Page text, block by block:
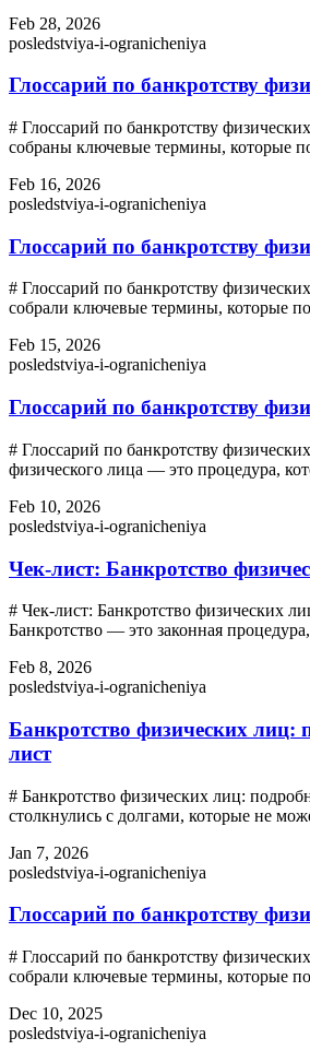
Feb 28, 2026
posledstviya-i-ogranicheniya
Глоссарий по банкротству
# Глоссарий по банкротству
собраны ключевые термины, которые
Feb 16, 2026
posledstviya-i-ogranicheniya
Глоссарий по банкротству
# Глоссарий по банкротству
собрали ключевые термины, которые
Feb 15, 2026
posledstviya-i-ogranicheniya
Глоссарий по банкротству
# Глоссарий по банкротству
физического лица — это процедура,
Feb 10, 2026
posledstviya-i-ogranicheniya
Чек-лист: Банкротство
# Чек-лист: Банкротство физических
Банкротство — это законная
Feb 8, 2026
posledstviya-i-ogranicheniya
Банкротство физических лиц:
лист
# Банкротство физических лиц:
столкнулись с долгами, которые не
Jan 7, 2026
posledstviya-i-ogranicheniya
Глоссарий по банкротству
# Глоссарий по банкротству
собрали ключевые термины, которые
Dec 10, 2025
posledstviya-i-ogranicheniya